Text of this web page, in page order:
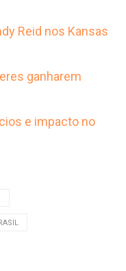
Reid nos Kansas
ganharem
e impacto no